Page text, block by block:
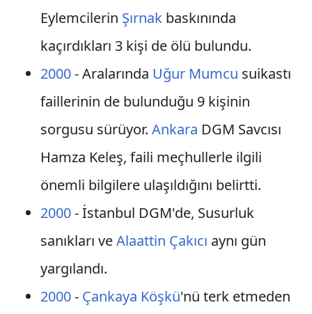
Eylemcilerin Şırnakbaskınında
kaçırdıkları 3 kişi de ölü bulundu.
2000- Aralarında Uğur Mumcu suikastı
faillerinin de bulunduğu 9 kişinin
sorgusu sürüyor. Ankara DGM Savcısı
Hamza Keleş, faili meçhullerle ilgili
önemli bilgilere ulaşıldığını belirtti.
2000- İstanbul DGM'de, Susurluk
sanıkları veAlaattin Çakıcı aynı gün
yargılandı.
2000- Çankaya Köşkü'nü terk etmeden